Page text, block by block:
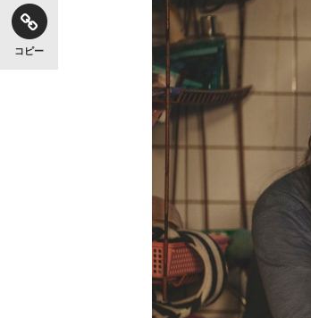
コピー